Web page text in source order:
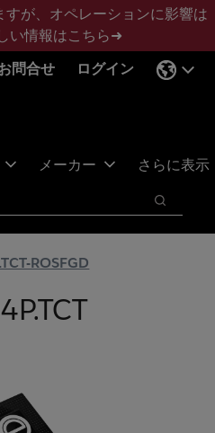
が、オペレーションに影響は
い情報はこちら➜
問合せ ログイン
メーカー さらに表示
検索
ROSFGD